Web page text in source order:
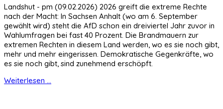
Landshut - pm (09.02.2026) 2026 greift die extreme Rechte
nach der Macht: In Sachsen Anhalt (wo am 6. September
gewählt wird) steht die AfD schon ein dreiviertel Jahr zuvor in
Wahlumfragen bei fast 40 Prozent. Die Brandmauern zur
extremen Rechten in diesem Land werden, wo es sie noch gibt,
mehr und mehr eingerissen. Demokratische Gegenkräfte, wo
es sie noch gibt, sind zunehmend erschöpft.
Weiterlesen ...